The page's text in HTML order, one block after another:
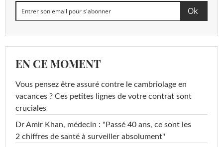
EN CE MOMENT
Vous pensez être assuré contre le cambriolage en
vacances ? Ces petites lignes de votre contrat sont
cruciales
Dr Amir Khan, médecin : "Passé 40 ans, ce sont les
2 chiffres de santé à surveiller absolument"